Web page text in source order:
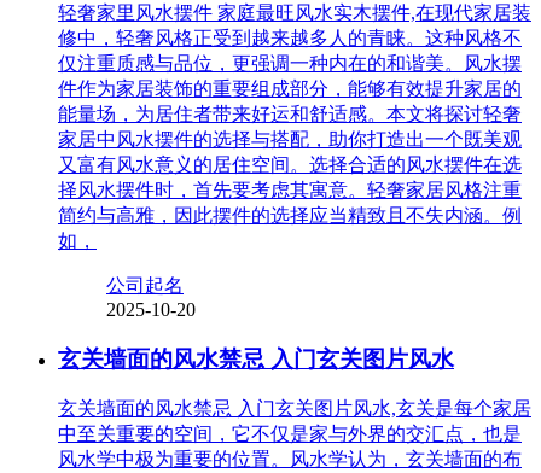
轻奢家里风水摆件 家庭最旺风水实木摆件,在现代家居装
修中，轻奢风格正受到越来越多人的青睐。这种风格不
仅注重质感与品位，更强调一种内在的和谐美。风水摆
件作为家居装饰的重要组成部分，能够有效提升家居的
能量场，为居住者带来好运和舒适感。本文将探讨轻奢
家居中风水摆件的选择与搭配，助你打造出一个既美观
又富有风水意义的居住空间。选择合适的风水摆件在选
择风水摆件时，首先要考虑其寓意。轻奢家居风格注重
简约与高雅，因此摆件的选择应当精致且不失内涵。例
如，
公司起名
2025-10-20
玄关墙面的风水禁忌 入门玄关图片风水
玄关墙面的风水禁忌 入门玄关图片风水,玄关是每个家居
中至关重要的空间，它不仅是家与外界的交汇点，也是
风水学中极为重要的位置。风水学认为，玄关墙面的布